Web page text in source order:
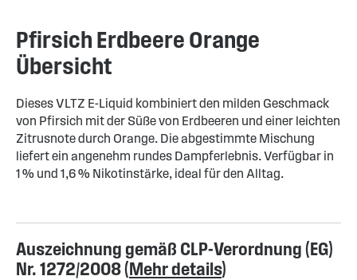
Pfirsich Erdbeere Orange
Übersicht
Dieses VLTZ E-Liquid kombiniert den milden Geschmack
von Pfirsich mit der Süße von Erdbeeren und einer leichten
Zitrusnote durch Orange. Die abgestimmte Mischung
liefert ein angenehm rundes Dampferlebnis. Verfügbar in
1 % und 1,6 % Nikotinstärke, ideal für den Alltag.
Auszeichnung gemäß CLP-Verordnung (EG)
Nr. 1272/2008 (Mehr details)